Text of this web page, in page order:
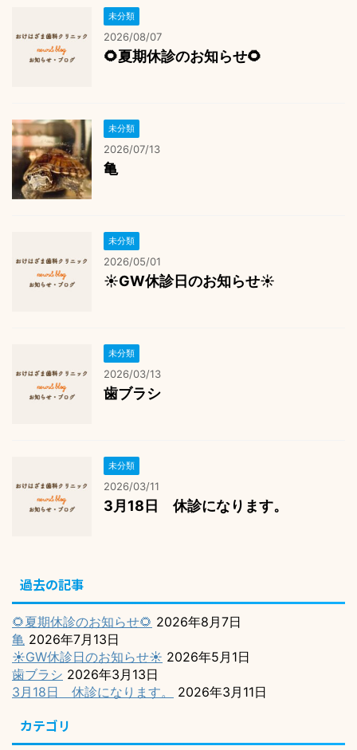
未分類
2026/08/07
🌻夏期休診のお知らせ🌻
未分類
2026/07/13
亀
未分類
2026/05/01
☀️GW休診日のお知らせ☀️
未分類
2026/03/13
歯ブラシ
未分類
2026/03/11
3月18日 休診になります。
過去の記事
🌻夏期休診のお知らせ🌻 2026年8月7日
亀 2026年7月13日
☀️GW休診日のお知らせ☀️ 2026年5月1日
歯ブラシ 2026年3月13日
3月18日 休診になります。
2026年3月11日
カテゴリ